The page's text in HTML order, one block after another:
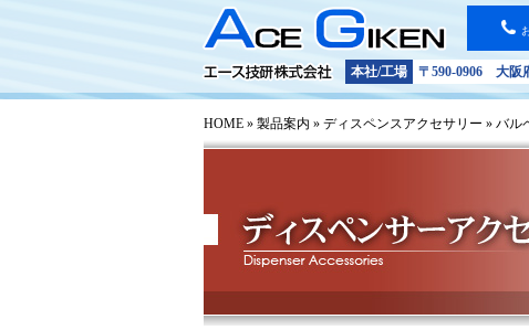
本社/工場 〒590-0906 大阪
HOME » 製品案内 » ディスペンスアクセサリー » バル
プライバ
サイトポリ
お問い合わ